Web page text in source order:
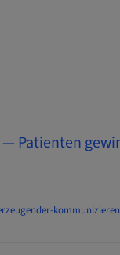
Patienten